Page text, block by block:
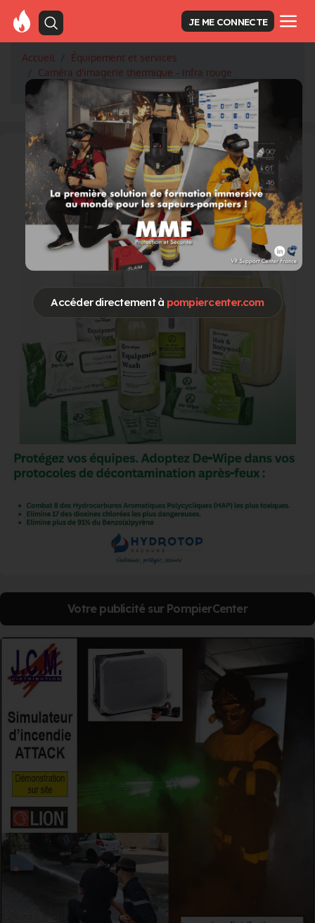
Accéder directement à pompiercenter.com
JE ME CONNECTE
Accueil
Équipement et services
Caméra d'imagerie thermique - infra rouge
Monoculaire thermique FLIR SCOUT PRO
Votre publicité sur PompierCenter